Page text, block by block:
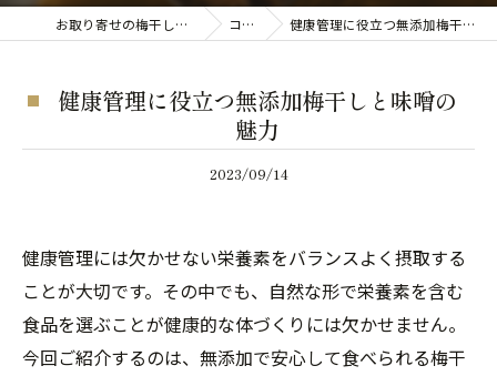
お取り寄せの梅干しなら千寿企画 コラム 健康管理に役立つ無添加梅干しと味噌の魅力
健康管理に役立つ無添加梅干しと味噌の
魅力
2023/09/14
健康管理には欠かせない栄養素をバランスよく摂取する
ことが大切です。その中でも、自然な形で栄養素を含む
食品を選ぶことが健康的な体づくりには欠かせません。
今回ご紹介するのは、無添加で安心して食べられる梅干